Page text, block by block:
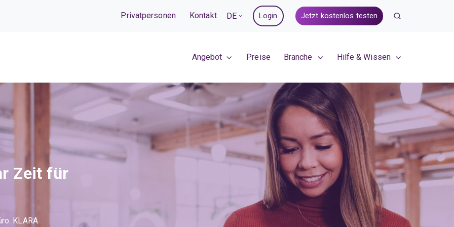
Privatpersonen Kontakt DE Login Jetzt kostenlos testen
Angebot Preise Branche Hilfe & Wissen
Zeit für
KLARA